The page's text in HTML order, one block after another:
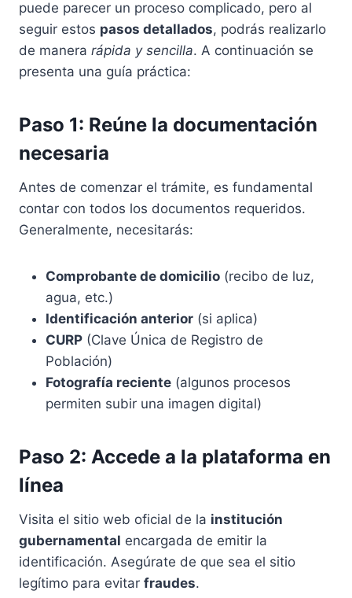
puede parecer un proceso complicado, pero al
seguir estos pasos detallados, podrás realizarlo
de manera rápida y sencilla. A continuación se
presenta una guía práctica:
Paso 1: Reúne la documentación
necesaria
Antes de comenzar el trámite, es fundamental
contar con todos los documentos requeridos.
Generalmente, necesitarás:
Comprobante de domicilio (recibo de luz,
agua, etc.)
Identificación anterior (si aplica)
CURP (Clave Única de Registro de
Población)
Fotografía reciente (algunos procesos
permiten subir una imagen digital)
Paso 2: Accede a la plataforma en
línea
Visita el sitio web oficial de la institución
gubernamental encargada de emitir la
identificación. Asegúrate de que sea el sitio
legítimo para evitar fraudes.